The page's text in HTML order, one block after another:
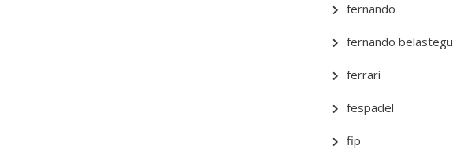
fernando
fernando
ferrari
fespadel
fip